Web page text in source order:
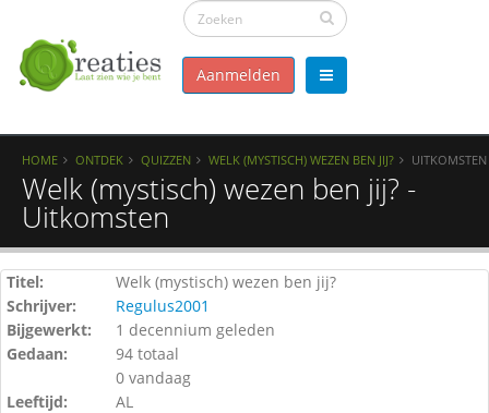
Aanmelden
HOME ONTDEK QUIZZEN WELK (MYSTISCH) WEZEN BEN JIJ? UITKOMSTEN
Welk (mystisch) wezen ben jij? -
Uitkomsten
Titel:
Welk (mystisch) wezen ben jij?
Schrijver:
Regulus2001
Bijgewerkt:
1 decennium geleden
Gedaan:
94 totaal
0 vandaag
Leeftijd:
AL